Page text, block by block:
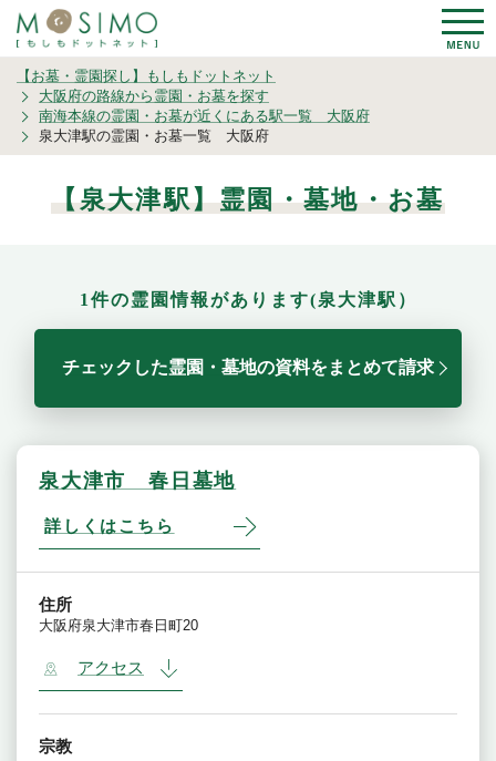
【お墓・霊園探し】もしもドットネット
大阪府の路線から霊園・お墓を探す
南海本線の霊園・お墓が近くにある駅一覧 大阪府
泉大津駅の霊園・お墓一覧 大阪府
【泉大津駅】霊園・墓地・お墓
1件の霊園情報があります(泉大津駅）
チェックした霊園・墓地の資料をまとめて請求
泉大津市 春日墓地
詳しくはこちら
住所
大阪府泉大津市春日町20
アクセス
宗教